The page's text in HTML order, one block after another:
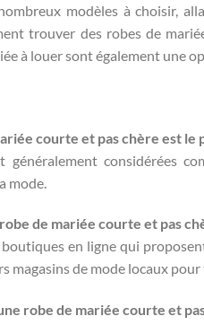
modèles à choisir,
trouver des robes de
à louer sont également une
courte et pas chère est le
généralement considérées
mode.
de mariée courte et pas
en ligne qui
magasins de mode locaux
robe de mariée courte et